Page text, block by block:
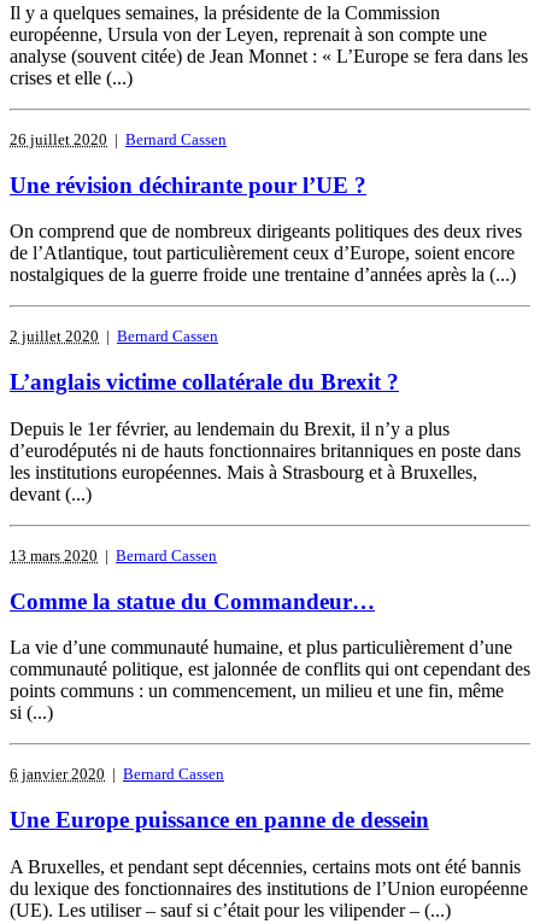
Il y a quelques semaines, la présidente de la Commission
européenne, Ursula von der Leyen, reprenait à son compte une
analyse (souvent citée) de Jean Monnet : « L’Europe se fera dans les
crises et elle (...)
26 juillet 2020 | Bernard Cassen
Une révision déchirante pour l’UE ?
On comprend que de nombreux dirigeants politiques des deux rives
de l’Atlantique, tout particulièrement ceux d’Europe, soient encore
nostalgiques de la guerre froide une trentaine d’années après la (...)
2 juillet 2020 | Bernard Cassen
L’anglais victime collatérale du Brexit ?
Depuis le 1er février, au lendemain du Brexit, il n’y a plus
d’eurodéputés ni de hauts fonctionnaires britanniques en poste dans
les institutions européennes. Mais à Strasbourg et à Bruxelles,
devant (...)
13 mars 2020 | Bernard Cassen
Comme la statue du Commandeur…
La vie d’une communauté humaine, et plus particulièrement d’une
communauté politique, est jalonnée de conflits qui ont cependant des
points communs : un commencement, un milieu et une fin, même
si (...)
6 janvier 2020 | Bernard Cassen
Une Europe puissance en panne de dessein
A Bruxelles, et pendant sept décennies, certains mots ont été bannis
du lexique des fonctionnaires des institutions de l’Union européenne
(UE). Les utiliser – sauf si c’était pour les vilipender – (...)